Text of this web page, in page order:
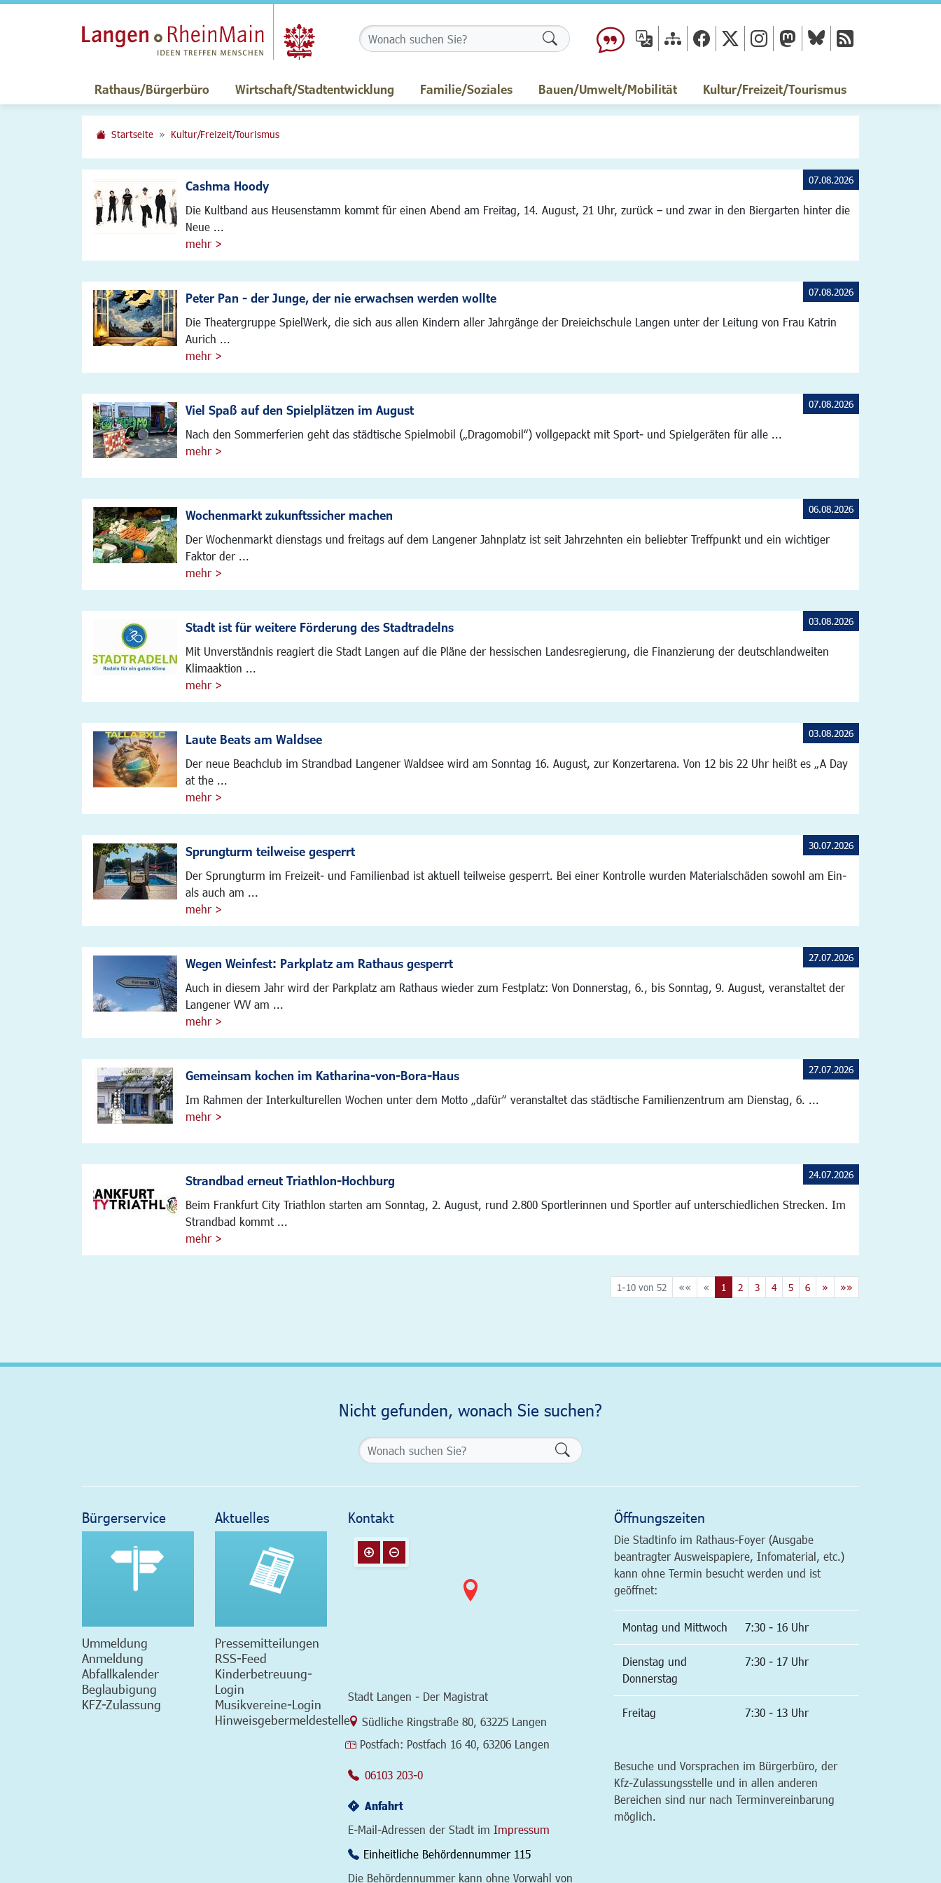
Formularschaltfläche
Rathaus/Bürgerbüro Wirtschaft/Stadtentwicklung Familie/Soziales Bauen/Umwelt/Mobilität Kultur/Freizeit/Tourismus
Startseite Kultur/Freizeit/Tourismus
Cashma Hoody
Die Kultband aus Heusenstamm kommt für einen Abend am Freitag, 14. August, 21 Uhr, zurück – und zwar in den Biergarten hinter die
Neue ...
mehr >
07.08.2026
Peter Pan - der Junge, der nie erwachsen werden wollte
Die Theatergruppe SpielWerk, die sich aus allen Kindern aller Jahrgänge der Dreieichschule Langen unter der Leitung von Frau Katrin
Aurich ...
mehr >
07.08.2026
Viel Spaß auf den Spielplätzen im August
Nach den Sommerferien geht das städtische Spielmobil („Dragomobil“) vollgepackt mit Sport- und Spielgeräten für alle ...
mehr >
07.08.2026
Wochenmarkt zukunftssicher machen
Der Wochenmarkt dienstags und freitags auf dem Langener Jahnplatz ist seit Jahrzehnten ein beliebter Treffpunkt und ein wichtiger
Faktor der ...
mehr >
06.08.2026
Stadt ist für weitere Förderung des Stadtradelns
Mit Unverständnis reagiert die Stadt Langen auf die Pläne der hessischen Landesregierung, die Finanzierung der deutschlandweiten
Klimaaktion ...
mehr >
03.08.2026
Laute Beats am Waldsee
Der neue Beachclub im Strandbad Langener Waldsee wird am Sonntag 16. August, zur Konzertarena. Von 12 bis 22 Uhr heißt es „A Day
at the ...
mehr >
03.08.2026
Sprungturm teilweise gesperrt
Der Sprungturm im Freizeit- und Familienbad ist aktuell teilweise gesperrt. Bei einer Kontrolle wurden Materialschäden sowohl am Ein-
als auch am ...
mehr >
30.07.2026
Wegen Weinfest: Parkplatz am Rathaus gesperrt
Auch in diesem Jahr wird der Parkplatz am Rathaus wieder zum Festplatz: Von Donnerstag, 6., bis Sonntag, 9. August, veranstaltet der
Langener VVV am ...
mehr >
27.07.2026
Gemeinsam kochen im Katharina-von-Bora-Haus
Im Rahmen der Interkulturellen Wochen unter dem Motto „dafür“ veranstaltet das städtische Familienzentrum am Dienstag, 6. ...
mehr >
27.07.2026
Strandbad erneut Triathlon-Hochburg
Beim Frankfurt City Triathlon starten am Sonntag, 2. August, rund 2.800 Sportlerinnen und Sportler auf unterschiedlichen Strecken. Im
Strandbad kommt ...
mehr >
24.07.2026
1-10 von 52 «« « 1 2 3 4 5 6 » »»
Nicht gefunden, wonach Sie suchen?
Formularschaltfläche
Bürgerservice
Ummeldung
Anmeldung
Abfallkalender
Beglaubigung
KFZ-Zulassung
Aktuelles
Pressemitteilungen
RSS-Feed
Kinderbetreuung-
Login
Musikvereine-Login
Hinweisgebermeldestelle
Kontakt
Stadt Langen - Der Magistrat
Link zur Google-Maps Navigation
Südliche Ringstraße 80, 63225 Langen
Postfach: Postfach 16 40, 63206 Langen
06103 203-0
Anfahrt
E-Mail-Adressen der Stadt im Impressum
Einheitliche Behördennummer 115
Die Behördennummer kann ohne Vorwahl von
Öffnungszeiten
Die Stadtinfo im Rathaus-Foyer (Ausgabe
beantragter Ausweispapiere, Infomaterial, etc.)
kann ohne Termin besucht werden und ist
geöffnet:
Montag und Mittwoch 7:30 - 16 Uhr
Dienstag und
Donnerstag
7:30 - 17 Uhr
Freitag 7:30 - 13 Uhr
Besuche und Vorsprachen im Bürgerbüro, der
Kfz-Zulassungsstelle und in allen anderen
Bereichen sind nur nach Terminvereinbarung
möglich.